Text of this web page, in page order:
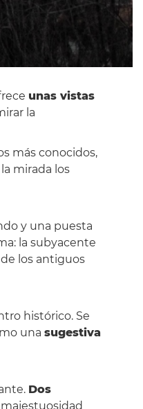
unas vistas
la
más conocidos,
mirada los
y una puesta
la subyacente
los antiguos
histórico. Se
una sugestiva
Dos
majestuosidad